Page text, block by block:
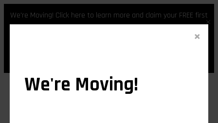
We're Moving! Click here to learn more and claim your FREE first×
content
×
We're Moving!